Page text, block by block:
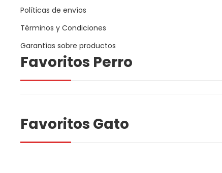
Políticas de envíos
Términos y Condiciones
Garantías sobre productos
Favoritos Perro
Favoritos Gato